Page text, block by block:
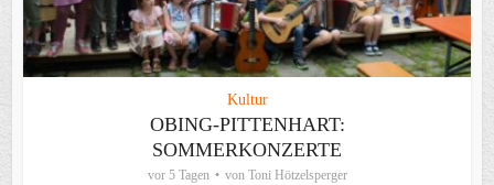
Kultur
OBING-PITTENHART:
SOMMERKONZERTE
vor 5 Tagen von Toni Hötzelsperger